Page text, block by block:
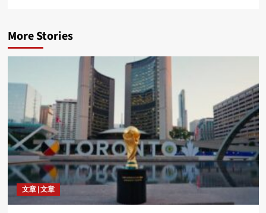
More Stories
文章 | 文章